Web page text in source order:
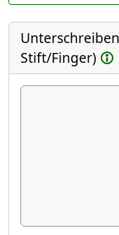
Stift/Finger)